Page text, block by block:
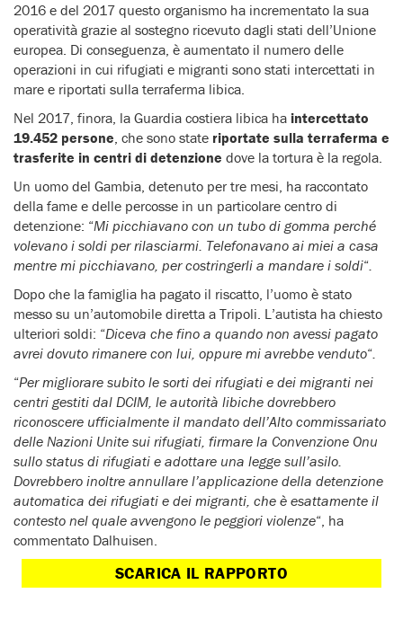
2016 e del 2017 questo organismo ha incrementato la sua
operatività grazie al sostegno ricevuto dagli stati dell’Unione
europea. Di conseguenza, è aumentato il numero delle
operazioni in cui rifugiati e migranti sono stati intercettati in
mare e riportati sulla terraferma libica.
Nel 2017, finora, la Guardia costiera libica ha intercettato
19.452 persone, che sono state riportate sulla terraferma e
trasferite in centri di detenzione dove la tortura è la regola.
Un uomo del Gambia, detenuto per tre mesi, ha raccontato
della fame e delle percosse in un particolare centro di
detenzione: “Mi picchiavano con un tubo di gomma perché
volevano i soldi per rilasciarmi. Telefonavano ai miei a casa
mentre mi picchiavano, per costringerli a mandare i soldi“.
Dopo che la famiglia ha pagato il riscatto, l’uomo è stato
messo su un’automobile diretta a Tripoli. L’autista ha chiesto
ulteriori soldi: “Diceva che fino a quando non avessi pagato
avrei dovuto rimanere con lui, oppure mi avrebbe venduto“.
“Per migliorare subito le sorti dei rifugiati e dei migranti nei
centri gestiti dal DCIM, le autorità libiche dovrebbero
riconoscere ufficialmente il mandato dell’Alto commissariato
delle Nazioni Unite sui rifugiati, firmare la Convenzione Onu
sullo status di rifugiati e adottare una legge sull’asilo.
Dovrebbero inoltre annullare l’applicazione della detenzione
automatica dei rifugiati e dei migranti, che è esattamente il
contesto nel quale avvengono le peggiori violenze“, ha
commentato Dalhuisen.
SCARICA IL RAPPORTO